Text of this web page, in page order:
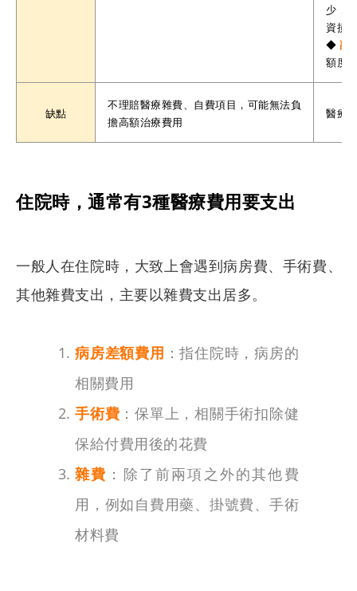
少，
資損
◆ 副
額度
缺點
不理賠醫療雜費、自費項目，可能無法負
擔高額治療費用
醫療
住院時，通常有3種醫療費用要支出
一般人在住院時，大致上會遇到病房費、手術費、
其他雜費支出，主要以雜費支出居多。
病房差額費用 ：指住院時，病房的
相關費用
手術費 ：保單上，相關手術扣除健
保給付費用後的花費
雜費 ：除了前兩項之外的其他費
用，例如自費用藥、掛號費、手術
材料費